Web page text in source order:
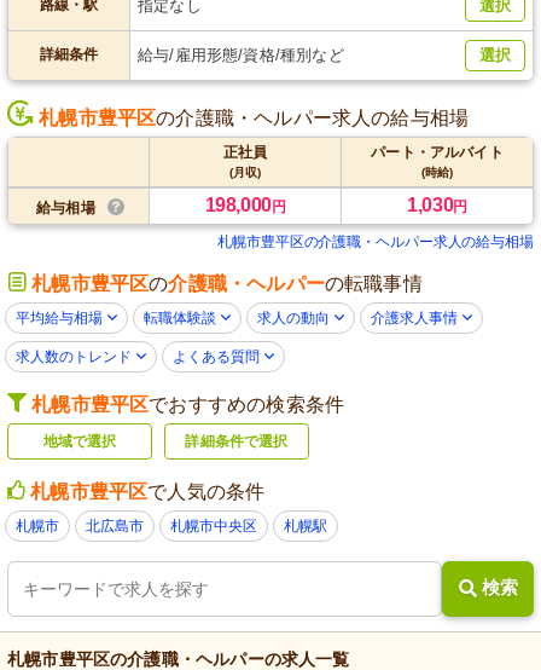
路線・駅 指定なし 選択
詳細条件 給与/雇用形態/資格/種別など 選択
札幌市豊平区の介護職・ヘルパー求人の給与相場
正社員
(月収)
パート・アルバイト
(時給)
給与相場 198,000円 1,030円
札幌市豊平区の介護職・ヘルパー求人の給与相場
札幌市豊平区の介護職・ヘルパーの転職事情
平均給与相場 転職体験談 求人の動向 介護求人事情
求人数のトレンド よくある質問
札幌市豊平区でおすすめの検索条件
地域で選択 詳細条件で選択
札幌市豊平区で人気の条件
札幌市 北広島市 札幌市中央区 札幌駅
検索
札幌市豊平区の介護職・ヘルパーの求人一覧